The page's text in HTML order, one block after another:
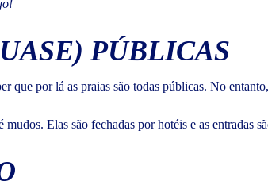
PÚBLICAS
que por lá as praias são todas públicas. No
Elas são fechadas por hotéis e as entradas